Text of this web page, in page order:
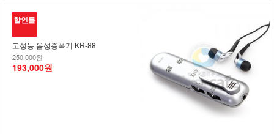
할인률
고성능 음성증폭기 KR-88
250,000원
193,000원